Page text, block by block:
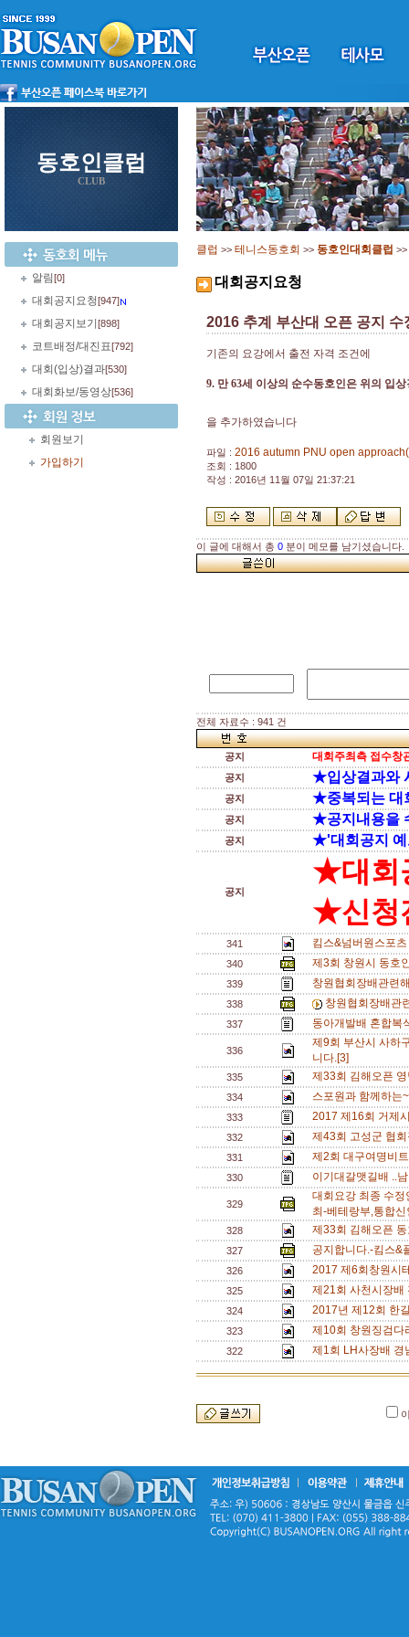
동호인클럽
CLUB
알림[0]
대회공지요청[947]
대회공지보기 [898]
코트배정/대진표[792]
대회(입상)결과[530]
대회화보/동영상[536]
회원보기
가입하기
클럽 >> 테니스동호회 >> 동호인대회클럽 >>
대회공지요청
2016 추계 부산대 오픈 공지 수
기존의 요강에서 출전 자격 조건에
9. 만63세 이상의 순수동호인은 위의 입
을 추가하였습니다
파일 : 2016 autumn PNU open
조회 : 1800
작성 : 2016년 11월 07일 21:37:21
이 글에 대해서 총 0 분이 메모를 남기셨습니다.
전체 자료수 : 941 건
공지 대회주최측 접수창
공지 ★입상결과와
공지 ★중복되는 대
공지 ★공지내용을
공지 ★'대회공지 예
공지
★대회
★신청
341 킴스&넘버원스포
340 제3회 창원시 동호
339 창원협회장배관련
338 창원협회장배관
337 동아개발배 혼합
336
제9회 부산시 사하
니다.[3]
335 제33회 김해오픈
334 스포원과 함께하
333 2017 제16회 거제
332 제43회 고성군 협
331 제2회 대구여명비
330 이기대갈맷길배 ..
329
대회요강 최종 수
최-베테랑부,통합
328 제33회 김해오픈
327 공지합니다.-킴스&
326 2017 제6회창원시
325 제21회 사천시장
324 2017년 제12회 한
323 제10회 창원징검
322 제1회 LH사장배